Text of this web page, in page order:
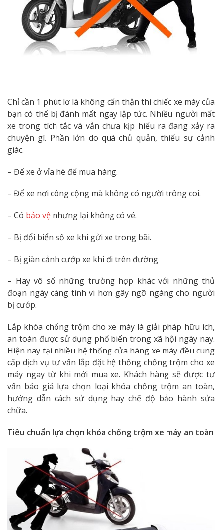
Chỉ cần 1 phút lơ là không cẩn thận thì chiếc xe máy của
bạn có thể bị đánh mất ngay lập tức. Nhiều người mất
xe trong tích tắc và vẫn chưa kịp hiểu ra đang xảy ra
chuyện gì. Phần lớn do quá chủ quản, thiếu sự cảnh
giác.
– Để xe ở vỉa hè để mua hàng.
– Để xe nơi công cộng mà không có người trông coi.
– Có bảo vệ nhưng lại không có vé.
– Bị đổi biển số xe khi gửi xe trong bãi.
– Bị giàn cảnh cướp xe khi đi trên đường
– Hay vô số những trường hợp khác với những thủ
đoạn ngày càng tinh vi hơn gây ngỡ ngàng cho người
bị cướp.
Lắp khóa chống trộm cho xe máy là giải pháp hữu ích,
an toàn được sử dụng phổ biến trong xã hội ngày nay.
Hiện nay tại nhiều hệ thống cửa hàng xe máy đều cung
cấp dịch vụ tư vấn lắp đặt hệ thống chống trộm cho xe
máy ngay từ khi mới mua xe. Khách hàng sẽ được tư
vấn báo giá lựa chọn loại khóa chống trộm an toàn,
hướng dẫn cách sử dụng hay chế độ bảo hành sửa
chữa.
Tiêu chuẩn lựa chọn khóa chống trộm xe máy an toàn